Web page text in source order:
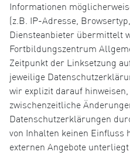
Informationen
(z.B. IP-Adresse,
Diensteanbieter übermittelt
Fortbildungszentrum
Zeitpunkt der Linksetzung
jeweilige
wir explizit darauf
zwischenzeitliche
Datenschutzerklärungen
von Inhalten keinen Einfluss
externen Angebote